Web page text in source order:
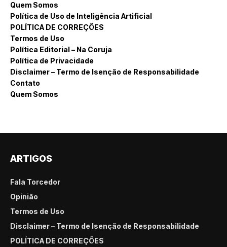
Quem Somos
Política de Uso de Inteligência Artificial
POLÍTICA DE CORREÇÕES
Termos de Uso
Política Editorial – Na Coruja
Política de Privacidade
Disclaimer – Termo de Isenção de Responsabilidade
Contato
Quem Somos
ARTIGOS
Fala Torcedor
Opinião
Termos de Uso
Disclaimer – Termo de Isenção de Responsabilidade
POLÍTICA DE CORREÇÕES